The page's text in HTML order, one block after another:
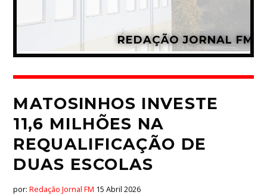
REDAÇÃO JORNAL FM
MATOSINHOS INVESTE
11,6 MILHÕES NA
REQUALIFICAÇÃO DE
DUAS ESCOLAS
por:Redação Jornal FM 15 Abril 2026